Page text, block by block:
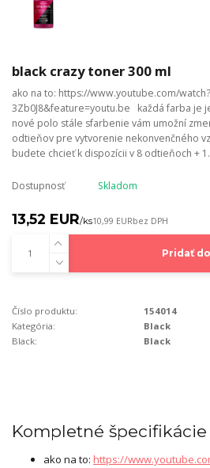
black crazy toner 300 ml
ako na to: https://www.youtube.com/
3Zb0J8&feature=youtu.be každá farba je
nové polo stále sfarbenie vám umožní
odtieňov pre vytvorenie nekonvenčného
budete chcieť k dispozícii v 8 odtieňoch +
Dostupnosť Skladom
13,52 EUR/ks10,99 EURbez DPH
Pridať
Číslo produktu:
154014
Kategória:
Black
Black:
Black
Kompletné špecifikácie
ako na to: https://